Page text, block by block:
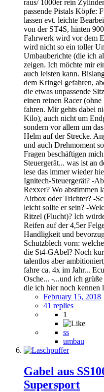
raus/ 1000er rein
passende Pistals Köpfe:
lassen evt. leichte
von der ST4S, hinten
Fahrwerk wird vor dem
wird nicht so ein toller
Umbauberichte (die ich
zeigen. Ich möchte mir
auch leisten kann.
dem Kringel gefahren,
die etwas unpassende
einen reinen Racer
fahren. Mir gehts dabei
Kilo), auch nicht um
sondern vor allem um
Helm auf der Strecke.
und auch Drehmoment
Fragen beschäftigen
Steuergerät... was ist an
lese das immer wieder
Ignitech-Steuergerät? -
Rexxer? Wo abstimmen
Airbox oder Trichter? -
leicht sollte er sein? -
Ritzel (Flucht)? Ich
Reifen auf der 4,5er
Handligkeit und
Schutzblech vorn:
die St4-GAbel? Noch
talentlos aber
fahre ca. 4x im Jahr...
Osche... -...und ich
die ich hier noch kennen
February 15, 2018
41 replies
1
ss
umbau
Gabel aus
Supersport